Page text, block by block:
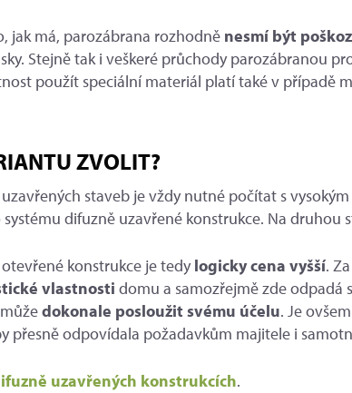
jak má, parozábrana rozhodně nesmí být
Stejně tak i veškeré průchody parozábranou
použít speciální materiál platí také v případě
ZVOLIT?
staveb je vždy nutné počítat s vysokým
difuzně uzavřené konstrukce. Na druhou
konstrukce je tedylogicky cena vyšší.
vlastnosti domu a samozřejmě zde odpadá
dokonale posloužit svému účelu. Je
přesně odpovídala požadavkům majitele i
uzavřených konstrukcích.